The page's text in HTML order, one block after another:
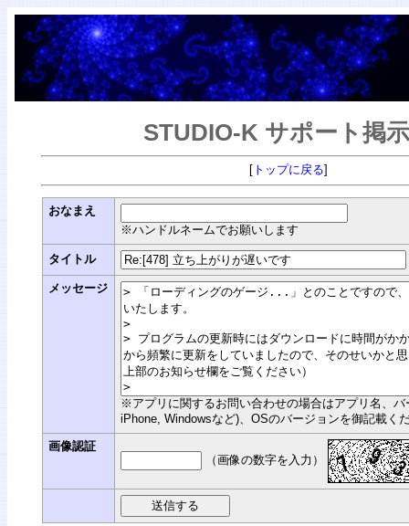
STUDIO-K サポート掲
[ トップに戻る]
おなまえ
※ハンドルネームでお願いします
タイトル
メッセージ
※アプリに関するお問い合わせの場合はアプリ名、
iPhone, Windowsなど)、OSのバージョンを御記載く
画像認証
（画像の数字を入力）